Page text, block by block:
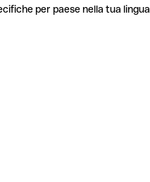
per paese nella tua lingua